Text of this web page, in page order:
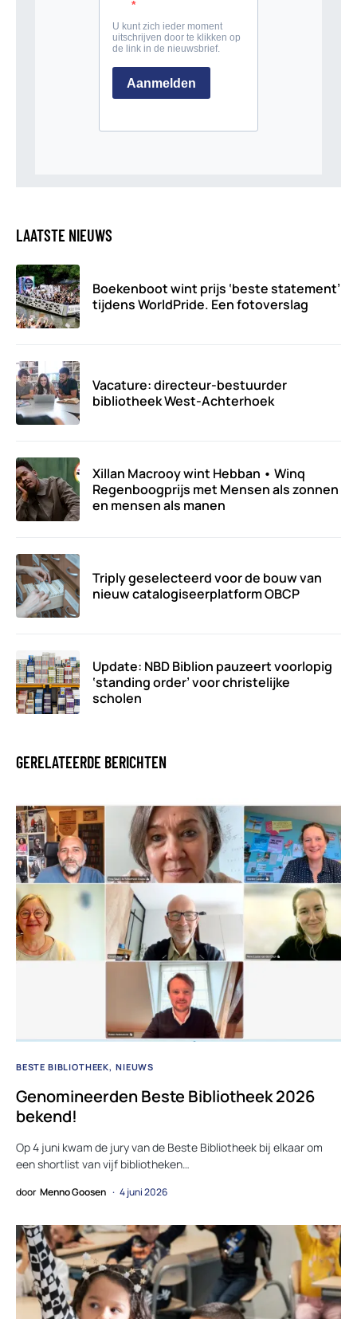
LAATSTE NIEUWS
Boekenboot wint prijs ‘beste statement’
tijdens WorldPride. Een fotoverslag
Vacature: directeur-bestuurder
bibliotheek West-Achterhoek
Xillan Macrooy wint Hebban • Winq
Regenboogprijs met Mensen als zonnen
en mensen als manen
Triply geselecteerd voor de bouw van
nieuw catalogiseerplatform OBCP
Update: NBD Biblion pauzeert voorlopig
‘standing order’ voor christelijke
scholen
GERELATEERDE BERICHTEN
BESTE BIBLIOTHEEK NIEUWS
Genomineerden Beste Bibliotheek 2026
bekend!
Op 4 juni kwam de jury van de Beste Bibliotheek bij elkaar om
een shortlist van vijf bibliotheken…
door Menno Goosen 4 juni 2026